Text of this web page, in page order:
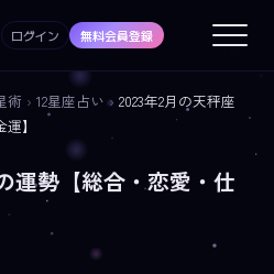
ログイン 無料会員登録
術 › 12星座占い › 2023年2月の天秤座
】
運勢【総合・恋愛・仕